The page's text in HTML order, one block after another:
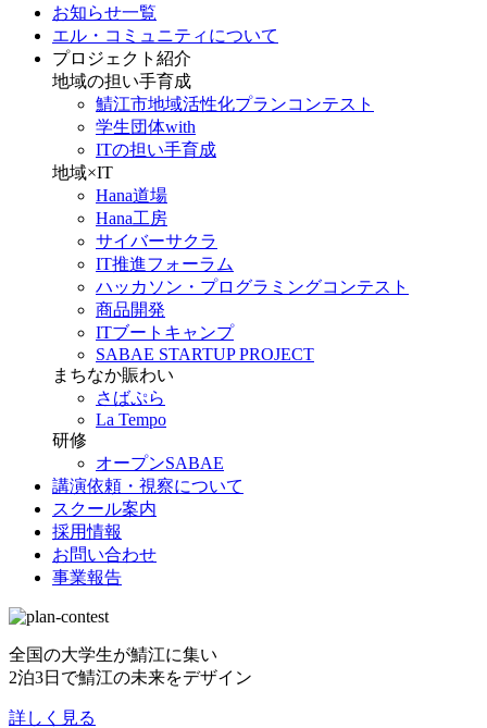
お知らせ一覧
エル・コミュニティについて
プロジェクト紹介
地域の担い手育成
鯖江市地域活性化プランコンテスト
学生団体with
ITの担い手育成
地域×IT
Hana道場
Hana工房
サイバーサクラ
IT推進フォーラム
ハッカソン・プログラミングコンテスト
商品開発
ITブートキャンプ
SABAE STARTUP PROJECT
まちなか賑わい
さばぷら
La Tempo
研修
オープンSABAE
講演依頼・視察について
スクール案内
採用情報
お問い合わせ
事業報告
全国の大学生が鯖江に集い
2泊3日で鯖江の未来をデザイン
詳しく見る